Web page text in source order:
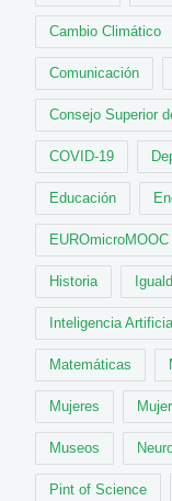
Cambio Climático
Comunicación
Consejo Superior
COVID-19
Educación
EUROmicroMOOC
Historia
Inteligencia
Matemáticas
Mujeres
Museos
Pint of Science